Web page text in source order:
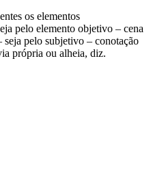
os elementos
pelo elemento objetivo – cena
pelo subjetivo – conotação
própria ou alheia, diz.